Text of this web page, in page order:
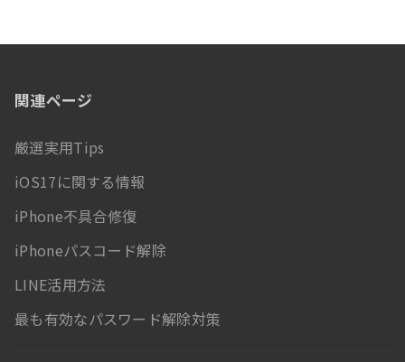
関連ページ
厳選実用Tips
iOS17に関する情報
iPhone不具合修復
iPhoneパスコード解除
LINE活用方法
最も有効なパスワード解除対策